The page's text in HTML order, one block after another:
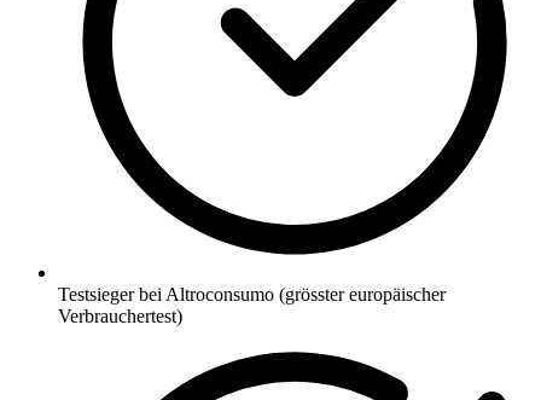
Testsieger bei Altroconsumo (grösster europäischer
Verbrauchertest)